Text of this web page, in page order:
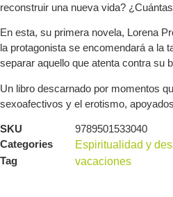
reconstruir una nueva vida?
En esta, su primera novela, Lorena
la protagonista se encomendará a la
separar aquello que atenta contra su
Un libro descarnado por momentos
sexoafectivos y el erotismo,
SKU
9789501533040
Categories
Espiritualidad y
Tag
vacaciones